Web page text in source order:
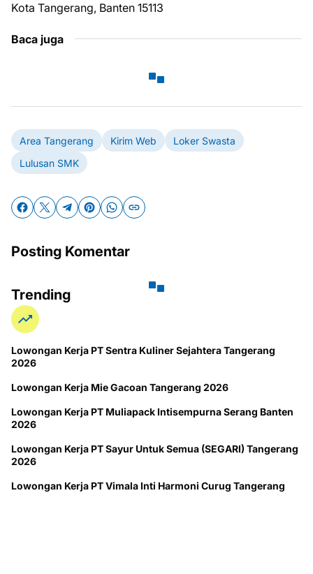
Kota Tangerang, Banten 15113
Baca juga
Area Tangerang Kirim Web
Loker Swasta
Lulusan SMK
Posting Komentar
Trending
Lowongan Kerja PT Sentra Kuliner Sejahtera Tangerang
2026
Lowongan Kerja Mie Gacoan Tangerang 2026
Lowongan Kerja PT Muliapack Intisempurna Serang Banten
2026
Lowongan Kerja PT Sayur Untuk Semua (SEGARI) Tangerang
2026
Lowongan Kerja PT Vimala Inti Harmoni Curug Tangerang